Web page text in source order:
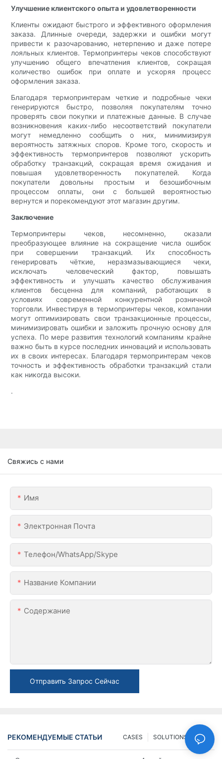
Улучшение клиентского опыта и удовлетворенности
Клиенты ожидают быстрого и эффективного оформления
заказа. Длинные очереди, задержки и ошибки могут
привести к разочарованию, нетерпению и даже потере
лояльных клиентов. Термопринтеры чеков способствуют
улучшению общего впечатления клиентов, сокращая
количество ошибок при оплате и ускоряя процесс
оформления заказа.
Благодаря термопринтерам четкие и подробные чеки
генерируются быстро, позволяя покупателям точно
проверять свои покупки и платежные данные. В случае
возникновения каких-либо несоответствий покупатели
могут немедленно сообщить о них, минимизируя
вероятность затяжных споров. Кроме того, скорость и
эффективность термопринтеров позволяют ускорить
обработку транзакций, сокращая время ожидания и
повышая удовлетворенность покупателей. Когда
покупатели довольны простым и безошибочным
процессом оплаты, они с большей вероятностью
вернутся и порекомендуют этот магазин другим.
Заключение
Термопринтеры чеков, несомненно, оказали
преобразующее влияние на сокращение числа ошибок
при совершении транзакций. Их способность
генерировать чёткие, неразмазывающиеся чеки,
исключать человеческий фактор, повышать
эффективность и улучшать качество обслуживания
клиентов бесценна для компаний, работающих в
условиях современной конкурентной розничной
торговли. Инвестируя в термопринтеры чеков, компании
могут оптимизировать свои транзакционные процессы,
минимизировать ошибки и заложить прочную основу для
успеха. По мере развития технологий компаниям крайне
важно быть в курсе последних инноваций и использовать
их в своих интересах. Благодаря термопринтерам чеков
точность и эффективность обработки транзакций стали
как никогда высоки.
.
Свяжись с нами
Имя
Электронная Почта
Телефон/WhatsApp/Skype
Название Компании
Содержание
Отправить Запрос Сейчас
РЕКОМЕНДУЕМЫЕ СТАТЬИ FAQ
SOLUTIONS
CASES